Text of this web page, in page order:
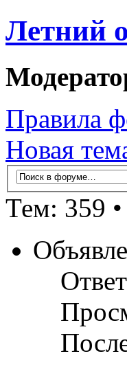
Летний
Правила
Новая
Тем: 359 •